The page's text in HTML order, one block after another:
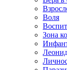
Воля
Зона